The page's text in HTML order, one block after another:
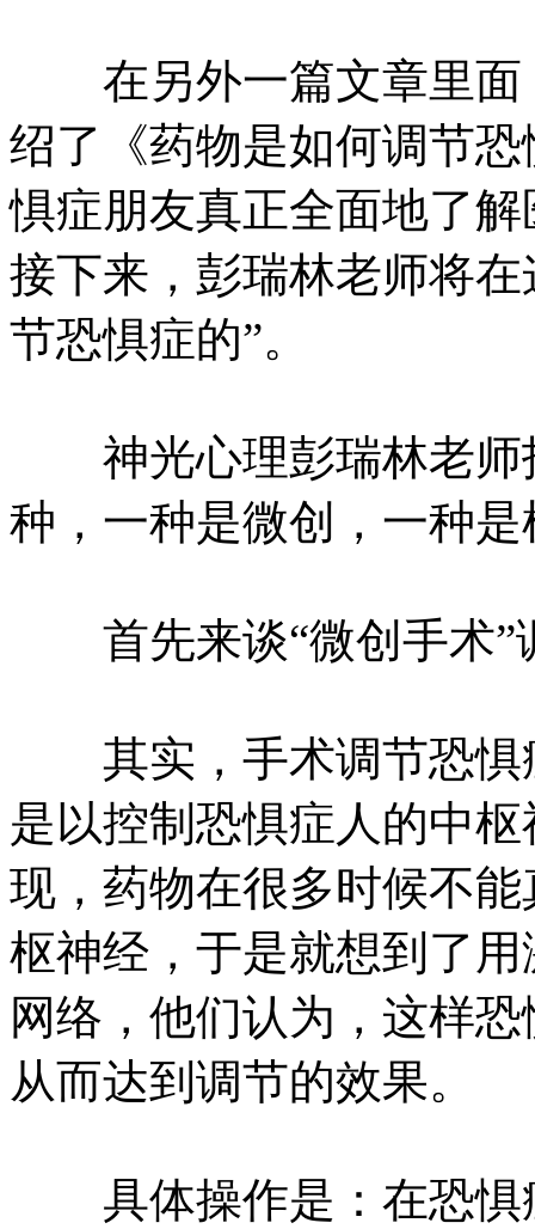
在另外一篇文章里面
绍了《药物是如何调节
惧症朋友真正全面地了
接下来，彭瑞林老师将
节恐惧症的”。
神光心理彭瑞林老师
种，一种是微创，一种
首先来谈“微创手术”
其实，手术调节恐惧
是以控制恐惧症人的中
现，药物在很多时候不
枢神经，于是就想到了
网络，他们认为，这样
从而达到调节的效果。
具体操作是：在恐惧